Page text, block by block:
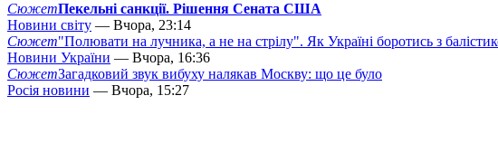
СюжетПекельні санкції. Рішення Сената США
Новини світу — Вчора, 23:14
Сюжет"Полювати на лучника, а не на стрілу". Як Україні боротись з
Новини України — Вчора, 16:36
СюжетЗагадковий звук вибуху налякав Москву: що це було
Росія новини — Вчора, 15:27